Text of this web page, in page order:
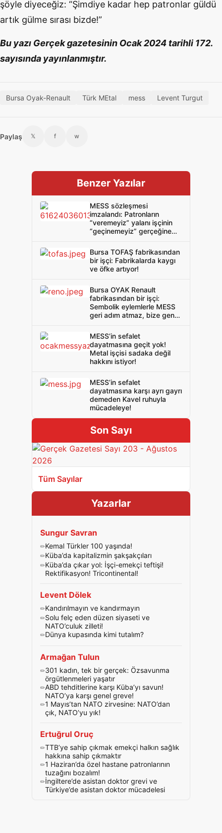
şöyle diyeceğiz: “Şimdiye kadar hep patronlar güldü
artık gülme sırası bizde!”
Bu yazı Gerçek gazetesinin Ocak 2024 tarihli 172.
sayısında yayınlanmıştır.
Bursa Oyak-Renault Türk MEtal mess Levent Turgut
Paylaş 𝕏 f w
Benzer Yazılar
MESS sözleşmesi
imzalandı: Patronların
“veremeyiz” yalanı işçinin
“geçinemeyiz” gerçeğine
Bursa TOFAŞ fabrikasından
bir işçi: Fabrikalarda kaygı
ve öfke artıyor!
Bursa OYAK Renault
fabrikasından bir işçi:
Sembolik eylemlerle MESS
geri adım atmaz, bize genel
MESS’in sefalet
dayatmasına geçit yok!
Metal işçisi sadaka değil
hakkını istiyor!
MESS’in sefalet
dayatmasına karşı ayrı gayrı
demeden Kavel ruhuyla
mücadeleye!
Son Sayı
Tüm Sayılar
Yazarlar
Sungur Savran
Kemal Türkler 100 yaşında!
Küba’da kapitalizmin şakşakçıları
Küba’da çıkar yol: İşçi-emekçi teftişi!
Rektifikasyon! Tricontinental!
Levent Dölek
Kandırılmayın ve kandırmayın
Solu felç eden düzen siyaseti ve
NATO’culuk zilleti!
Dünya kupasında kimi tutalım?
Armağan Tulun
301 kadın, tek bir gerçek: Özsavunma
örgütlenmeleri yaşatır
ABD tehditlerine karşı Küba’yı savun!
NATO’ya karşı genel greve!
1 Mayıs’tan NATO zirvesine: NATO’dan
çık, NATO’yu yık!
Ertuğrul Oruç
TTB’ye sahip çıkmak emekçi halkın sağlık
hakkına sahip çıkmaktır
1 Haziran’da özel hastane patronlarının
tuzağını bozalım!
İngiltere’de asistan doktor grevi ve
Türkiye’de asistan doktor mücadelesi